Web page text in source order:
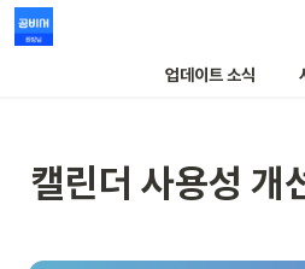
업데이트 소식
캘린더 사용성 개